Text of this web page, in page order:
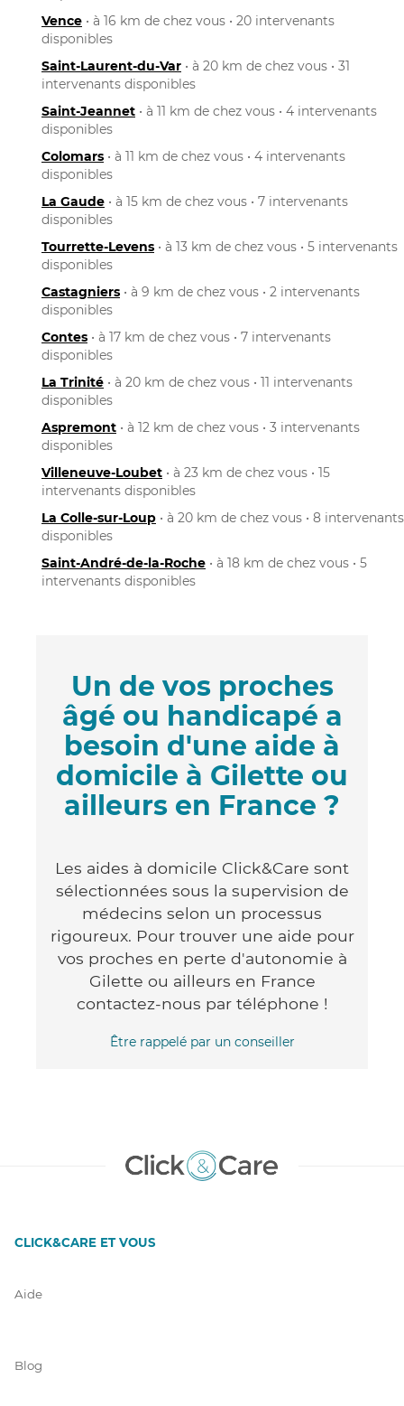
Vence • à 16 km de chez vous • 20 intervenants
disponibles
Saint-Laurent-du-Var • à 20 km de chez vous • 31
intervenants disponibles
Saint-Jeannet • à 11 km de chez vous • 4 intervenants
disponibles
Colomars • à 11 km de chez vous • 4 intervenants
disponibles
La Gaude • à 15 km de chez vous • 7 intervenants
disponibles
Tourrette-Levens • à 13 km de chez vous • 5 intervenants
disponibles
Castagniers • à 9 km de chez vous • 2 intervenants
disponibles
Contes • à 17 km de chez vous • 7 intervenants
disponibles
La Trinité • à 20 km de chez vous • 11 intervenants
disponibles
Aspremont • à 12 km de chez vous • 3 intervenants
disponibles
Villeneuve-Loubet • à 23 km de chez vous • 15
intervenants disponibles
La Colle-sur-Loup • à 20 km de chez vous • 8 intervenants
disponibles
Saint-André-de-la-Roche • à 18 km de chez vous • 5
intervenants disponibles
Un de vos proches
âgé ou handicapé a
besoin d'une aide à
domicile à Gilette ou
ailleurs en France ?
Les aides à domicile Click&Care sont
sélectionnées sous la supervision de
médecins selon un processus
rigoureux. Pour trouver une aide pour
vos proches en perte d'autonomie à
Gilette ou ailleurs en France
contactez-nous par téléphone !
Être rappelé par un conseiller
CLICK&CARE ET VOUS
Aide
Blog